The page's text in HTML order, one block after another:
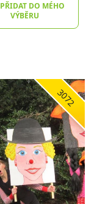
PŘIDAT DO MÉHO
VÝBĚRU
3072